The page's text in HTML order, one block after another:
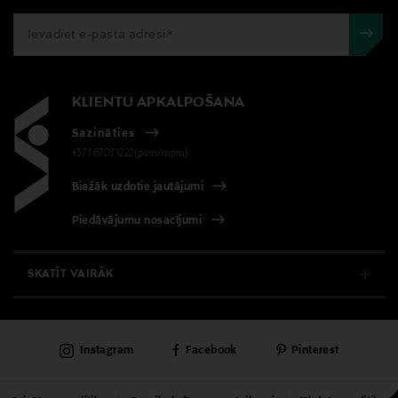
KLIENTU APKALPOŠANA
Sazināties
+371 67071222(pvm/mpm)
Biežāk uzdotie jautājumi
Piedāvājumu nosacījumi
SKATĪT VAIRĀK
KLIENTU APKALPOŠANA
Instagram Facebook Pinterest